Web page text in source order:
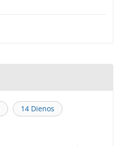
14 Dienos